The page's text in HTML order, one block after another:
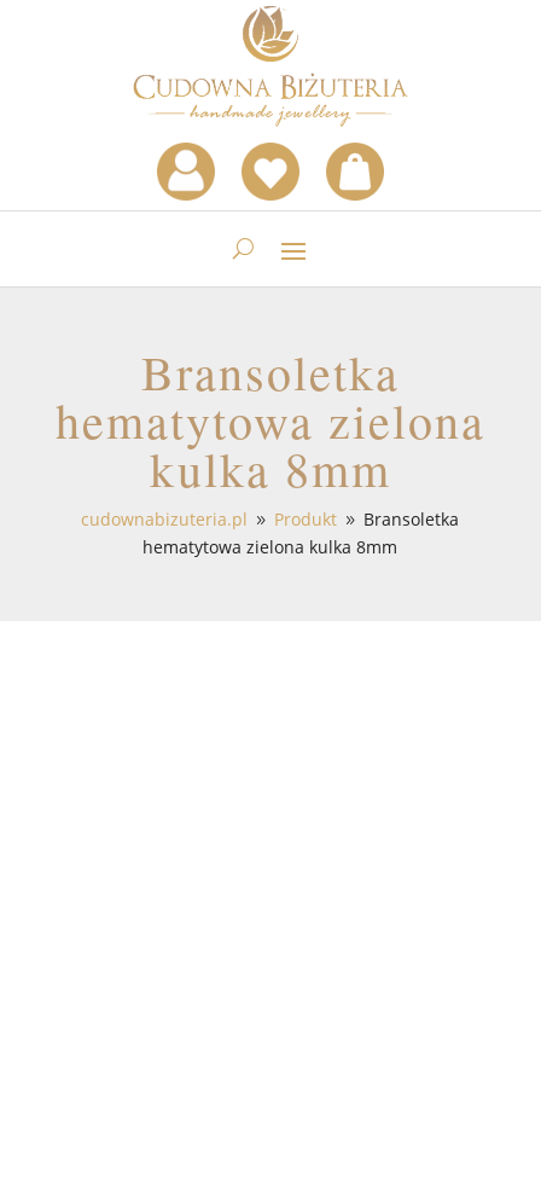
Bransoletka
hematytowa zielona
kulka 8mm
cudownabizuteria.pl 9 Produkt 9 Bransoletka
hematytowa zielona kulka 8mm